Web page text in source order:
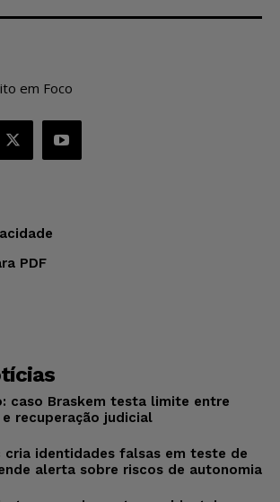
em Foco
PDF
caso Braskem testa limite entre
recuperação judicial
cria identidades falsas em teste de
alerta sobre riscos de autonomia